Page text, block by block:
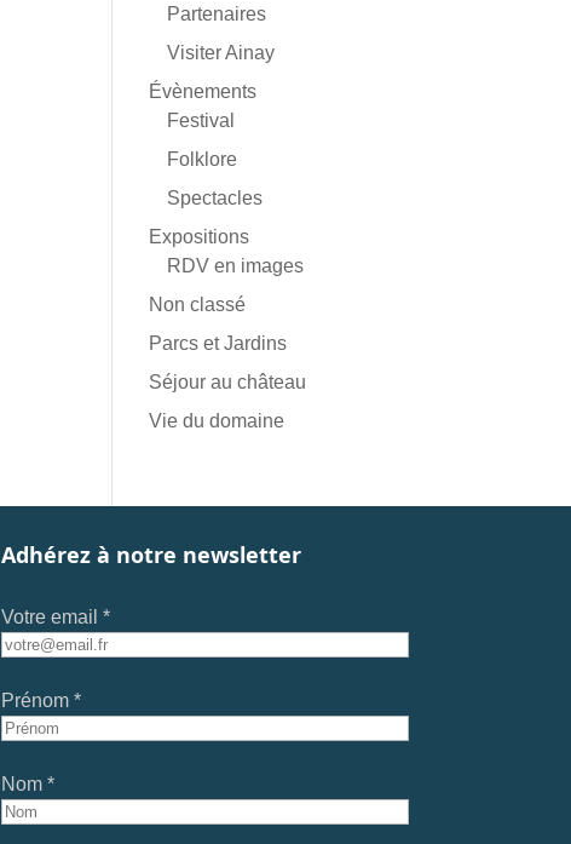
Partenaires
Visiter Ainay
Évènements
Festival
Folklore
Spectacles
Expositions
RDV en images
Non classé
Parcs et Jardins
Séjour au château
Vie du domaine
Adhérez à notre newsletter
Votre email *
Prénom *
Nom *